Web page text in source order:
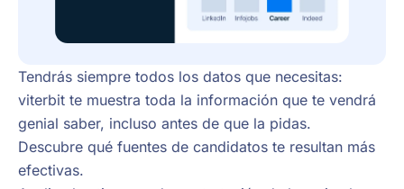
Tendrás siempre todos los datos que necesitas:
viterbit te muestra toda la información que te vendrá
genial saber, incluso antes de que la pidas.
Descubre qué fuentes de candidatos te resultan más
efectivas.